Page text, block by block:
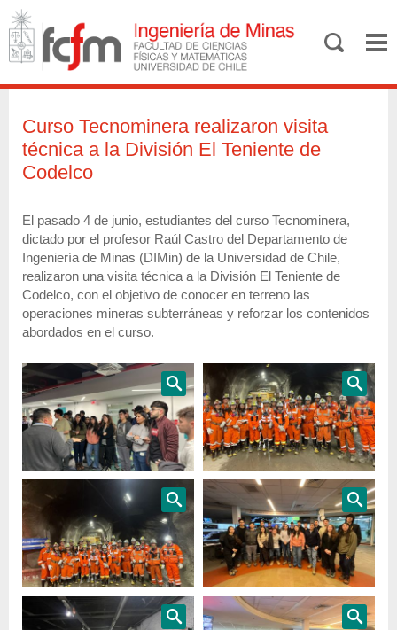
Curso Tecnominera realizaron visita
técnica a la División El Teniente de
Codelco
El pasado 4 de junio, estudiantes del curso Tecnominera,
dictado por el profesor Raúl Castro del Departamento de
Ingeniería de Minas (DIMin) de la Universidad de Chile,
realizaron una visita técnica a la División El Teniente de
Codelco, con el objetivo de conocer en terreno las
operaciones mineras subterráneas y reforzar los contenidos
abordados en el curso.